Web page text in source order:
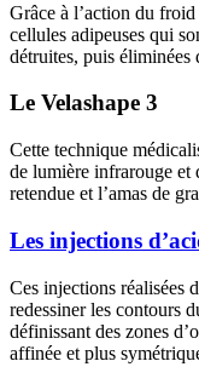
Grâce à l’action du
cellules adipeuses qui
détruites, puis éliminées
Le Velashape 3
Cette technique
de lumière infrarouge et
retendue et l’amas de
Les injections
Ces injections réalisées
redessiner les contours
définissant des zones
affinée et plus